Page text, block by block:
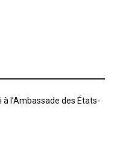
à l’Ambassade des États-